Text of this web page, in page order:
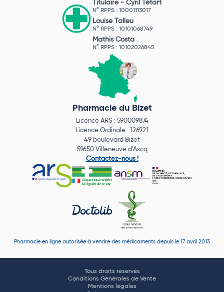
Titulaire - Cyril Tétart
N° RPPS : 10001113017
Louise Talleu
N° RPPS : 10101068749
Mathis Costa
N° RPPS : 10102026845
Pharmacie du Bizet
Licence ARS : 590009874
Licence Ordinale : 126921
49 boulevard Bizet
59650 Villeneuve d'Ascq
Contactez-nous !
Pharmacie en ligne autorisée à vendre des médicaments depuis le 17 avril 2013
Tous droits réservés
Conditions Générales de Vente
Mentions légales